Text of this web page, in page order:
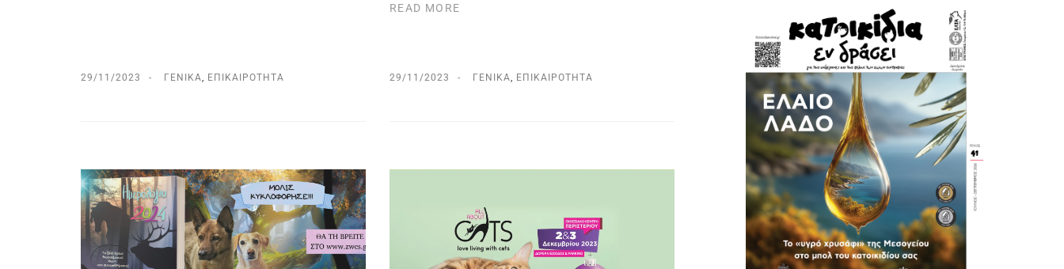
29/11/2023 ΓΕΝΙΚΆ, ΕΠΙΚΑΙΡΌΤΗΤΑ
READ MORE
29/11/2023 ΓΕΝΙΚΆ, ΕΠΙΚΑΙΡΌΤΗΤΑ